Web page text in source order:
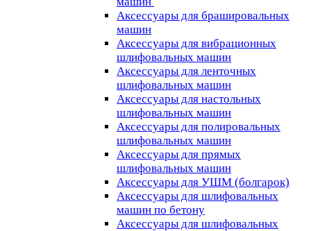
Аксессуары для брашировальных
машин
Аксессуары для вибрационных
шлифовальных машин
Аксессуары для ленточных
шлифовальных машин
Аксессуары для настольных
шлифовальных машин
Аксессуары для полировальных
шлифовальных машин
Аксессуары для прямых
шлифовальных машин
Аксессуары для УШМ (болгарок)
Аксессуары для шлифовальных
машин по бетону
Аксессуары для шлифовальных